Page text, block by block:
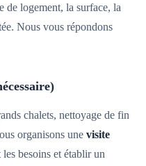
de logement, la surface, la
Nous vous répondons
chalets, nettoyage de fin
organisons une visite
besoins et établir un